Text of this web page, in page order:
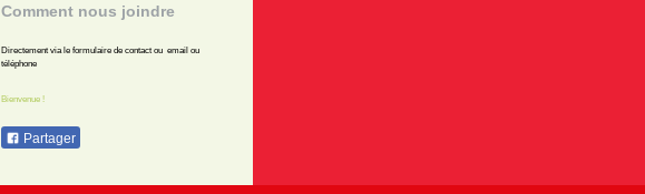
Comment nous joindre
Directement via le formulaire de contact ou email ou
téléphone
Bienvenue !
Partager